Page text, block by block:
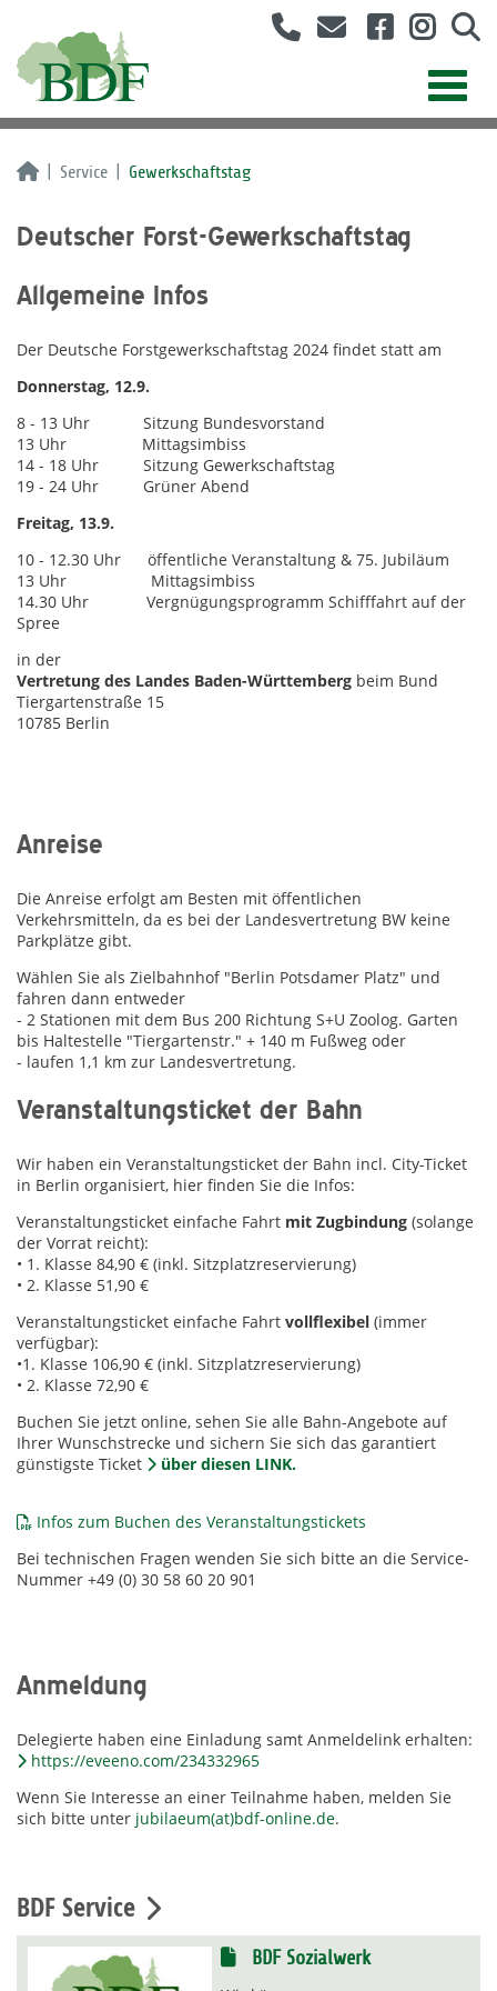
Service Gewerkschaftstag
Deutscher Forst-Gewerkschaftstag
Allgemeine Infos
Der Deutsche Forstgewerkschaftstag 2024 findet statt am
Donnerstag, 12.9.
8 - 13 Uhr Sitzung Bundesvorstand
13 Uhr Mittagsimbiss
14 - 18 Uhr Sitzung Gewerkschaftstag
19 - 24 Uhr Grüner Abend
Freitag, 13.9.
10 - 12.30 Uhr öffentliche Veranstaltung & 75. Jubiläum
13 Uhr Mittagsimbiss
14.30 Uhr Vergnügungsprogramm Schifffahrt auf der
Spree
in der
Vertretung des Landes Baden-Württemberg beim Bund
Tiergartenstraße 15
10785 Berlin
Anreise
Die Anreise erfolgt am Besten mit öffentlichen
Verkehrsmitteln, da es bei der Landesvertretung BW keine
Parkplätze gibt.
Wählen Sie als Zielbahnhof "Berlin Potsdamer Platz" und
fahren dann entweder
- 2 Stationen mit dem Bus 200 Richtung S+U Zoolog. Garten
bis Haltestelle "Tiergartenstr." + 140 m Fußweg oder
- laufen 1,1 km zur Landesvertretung.
Veranstaltungsticket der Bahn
Wir haben ein Veranstaltungsticket der Bahn incl. City-Ticket
in Berlin organisiert, hier finden Sie die Infos:
Veranstaltungsticket einfache Fahrt mit Zugbindung (solange
der Vorrat reicht):
• 1. Klasse 84,90 € (inkl. Sitzplatzreservierung)
• 2. Klasse 51,90 €
Veranstaltungsticket einfache Fahrt vollflexibel (immer
verfügbar):
•1. Klasse 106,90 € (inkl. Sitzplatzreservierung)
• 2. Klasse 72,90 €
Buchen Sie jetzt online, sehen Sie alle Bahn-Angebote auf
Ihrer Wunschstrecke und sichern Sie sich das garantiert
günstigste Ticket
über diesen LINK.
Infos zum Buchen des Veranstaltungstickets
Bei technischen Fragen wenden Sie sich bitte an die Service-
Nummer +49 (0) 30 58 60 20 901
Anmeldung
Delegierte haben eine Einladung samt Anmeldelink erhalten:
https://eveeno.com/234332965
Wenn Sie Interesse an einer Teilnahme haben, melden Sie
sich bitte unter jubilaeum(at)bdf-online.de.
BDF Service
BDF Sozialwerk